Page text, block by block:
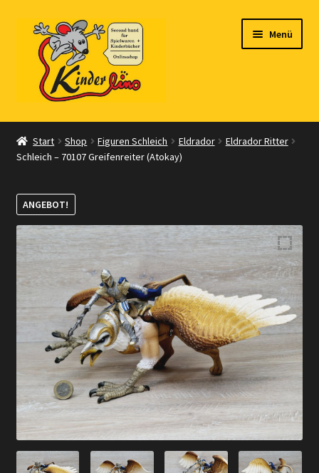
Navigation
springen
Zum
Inhalt
springen
Menü
Start
Vertrag widerrufen
Shop
Warenkorb
Zahlungsarten
Versandarten
Kontakt
AGB
Widerrufsbelehrung
Start Shop Figuren Schleich Eldrador
Eldrador Ritter
Schleich – 70107 Greifenreiter (Atokay)
ANGEBOT!